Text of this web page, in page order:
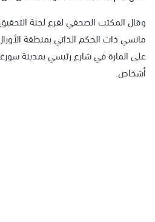
وقال المكتب الصحفي لفرع لجنة
مانسي ذات الحكم الذاتي بمنطقة
أشخاص.